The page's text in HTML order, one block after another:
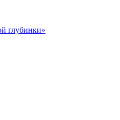
глубинки»